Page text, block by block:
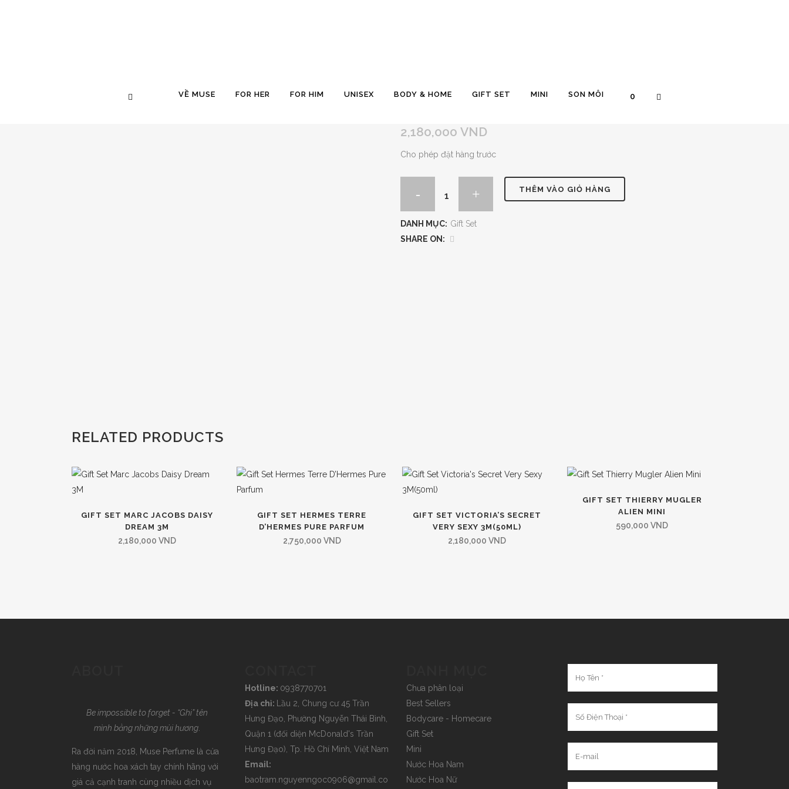
VỀ MUSE FOR HER FOR HIM UNISEX BODY & HOME GIFT SET MINI SON MÔI 0
GIFT SET MONTBLANC SIGNATURE
2,180,000 VND
Cho phép đặt hàng trước
THÊM VÀO GIỎ HÀNG
DANH MỤC: Gift Set
SHARE ON:
RELATED PRODUCTS
GIFT SET MARC JACOBS DAISY
DREAM 3M
2,180,000 VND
GIFT SET HERMES TERRE
D’HERMES PURE PARFUM
2,750,000 VND
GIFT SET VICTORIA’S SECRET
VERY SEXY 3M(50ML)
2,180,000VND
GIFT SET THIERRY MUGLER
ALIEN MINI
590,000VND
Be impossible to forget - “Ghi” tên
mình bằng những mùi hương.
Ra đời năm 2018, Muse Perfume là cửa
hàng nước hoa xách tay chính hãng với
giá cả cạnh tranh cùng nhiều dịch vụ
Hotline: 0938770701
Địa chỉ:
Lầu 2, Chung cư 45 Trần
Hưng Đạo, Phường Nguyễn Thái Bình,
Quận 1 (đối diện McDonald's Trần
Hưng Đạo), Tp. Hồ Chí Minh, Việt Nam
Email:
baotram.nguyenngoc0906@gmail.co
Chưa phân loại
Best Sellers
Bodycare - Homecare
Gift Set
Mini
Nước Hoa Nam
Nước Hoa Nữ